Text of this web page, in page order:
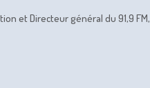
et Directeur général du 91,9 FM,